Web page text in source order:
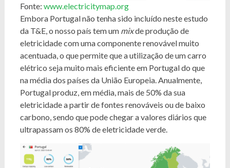
Fonte: www.electricitymap.org
Embora Portugal não tenha sido incluído neste estudo
da T&E, o nosso país tem um mixde produção de
eletricidade com uma componente renovável muito
acentuada, o que permite que a utilização de um carro
elétrico seja muito mais eficiente em Portugal do que
na média dos países da União Europeia. Anualmente,
Portugal produz, em média, mais de 50% da sua
eletricidade a partir de fontes renováveis ou de baixo
carbono, sendo que pode chegar a valores diários que
ultrapassam os 80% de eletricidade verde.